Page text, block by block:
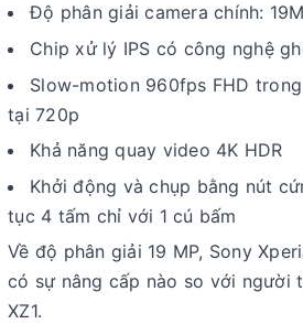
Độ phân giải camera chính:
Chip xử lý IPS có công nghệ
Slow-motion 960fps FHD
tại 720p
Khả năng quay video 4K HDR
Khởi động và chụp bằng nút
tục 4 tấm chỉ với 1 cú bấm
Về độ phân giải 19 MP, Sony
có sự nâng cấp nào so với người
XZ1.